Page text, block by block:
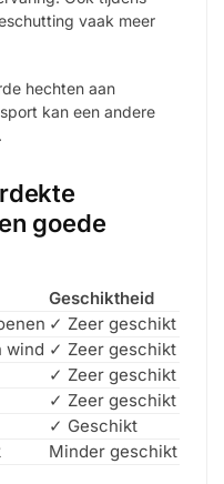
vaak meer
hechten aan
kan een andere
goede
Geschiktheid
✓ Zeer geschikt
wind ✓ Zeer geschikt
✓ Zeer geschikt
✓ Zeer geschikt
✓ Geschikt
Minder geschikt